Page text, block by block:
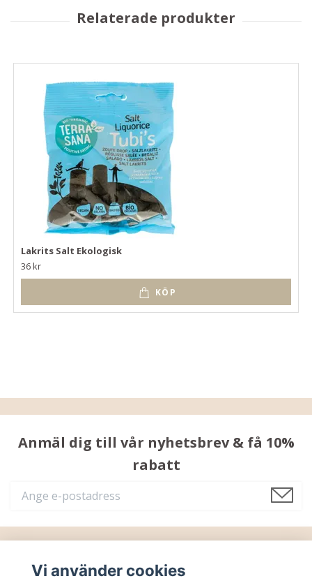
Lakrits Salt Ekologisk
36 kr
KÖP
Anmäl dig till vår nyhetsbrev & få 10%
rabatt
Vi använder cookies